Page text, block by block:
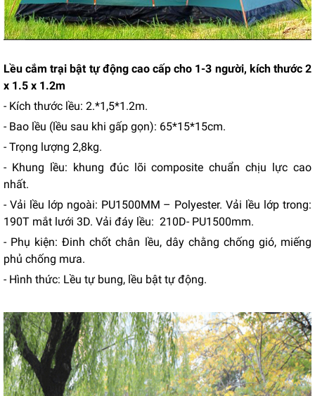
Lều cắm trại bật tự động cao cấp cho 1-3 người, kích thước 2
x 1.5 x 1.2m
- Kích thước lều: 2.*1,5*1.2m.
- Bao lều (lều sau khi gấp gọn): 65*15*15cm.
- Trọng lượng 2,8kg.
- Khung lều: khung đúc lõi composite chuẩn chịu lực cao
nhất.
- Vải lều lớp ngoài: PU1500MM – Polyester. Vải lều lớp trong:
190T mắt lưới 3D. Vải đáy lều: 210D- PU1500mm.
- Phụ kiện: Đinh chốt chân lều, dây chằng chống gió, miếng
phủ chống mưa.
- Hình thức: Lều tự bung, lều bật tự động.